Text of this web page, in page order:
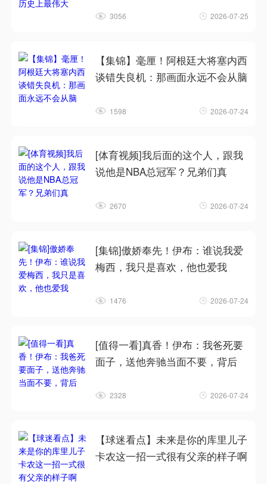
3056 2026-07-25
【集锦】毫厘！阿根廷大将塞内西
谈错失良机：那画面永远不会从脑
1598 2026-07-24
[体育视频]我后面的这个人，跟我
说他是NBA总冠军？兄弟们真
2670 2026-07-24
[集锦]傲娇奉先！伊布：谁说我爱
梅西，我只是喜欢，他也爱我
1476 2026-07-24
[值得一看]真香！伊布：我爸死要
面子，送他奔驰当面不要，背后
2328 2026-07-24
【球迷看点】未来是你的库里儿子
卡农这一招一式很有父亲的样子啊